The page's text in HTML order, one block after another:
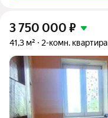
3 750 000 ₽
41,3 м² 2-комн. квартира